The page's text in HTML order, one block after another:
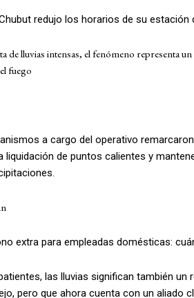
redujo los horarios de su
de lluvias intensas, el fenómeno representa
fuego
a cargo del operativo
liquidación de puntos calientes y
extra para empleadas domésticas:
las lluvias significan también
pero que ahora cuenta con un aliado